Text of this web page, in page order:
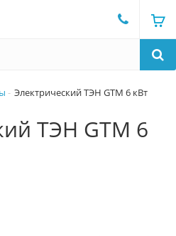
Электрический ТЭН GTM 6 кВт
ТЭН GTM 6